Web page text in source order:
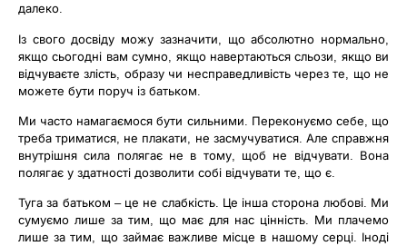
далеко.
Із свого досвіду можу зазначити, що абсолютно нормально,
якщо сьогодні вам сумно, якщо навертаються сльози, якщо ви
відчуваєте злість, образу чи несправедливість через те, що не
можете бути поруч із батьком.
Ми часто намагаємося бути сильними. Переконуємо себе, що
треба триматися, не плакати, не засмучуватися. Але справжня
внутрішня сила полягає не в тому, щоб не відчувати. Вона
полягає у здатності дозволити собі відчувати те, що є.
Туга за батьком – це не слабкість. Це інша сторона любові. Ми
сумуємо лише за тим, що має для нас цінність. Ми плачемо
лише за тим, що займає важливе місце в нашому серці. Іноді